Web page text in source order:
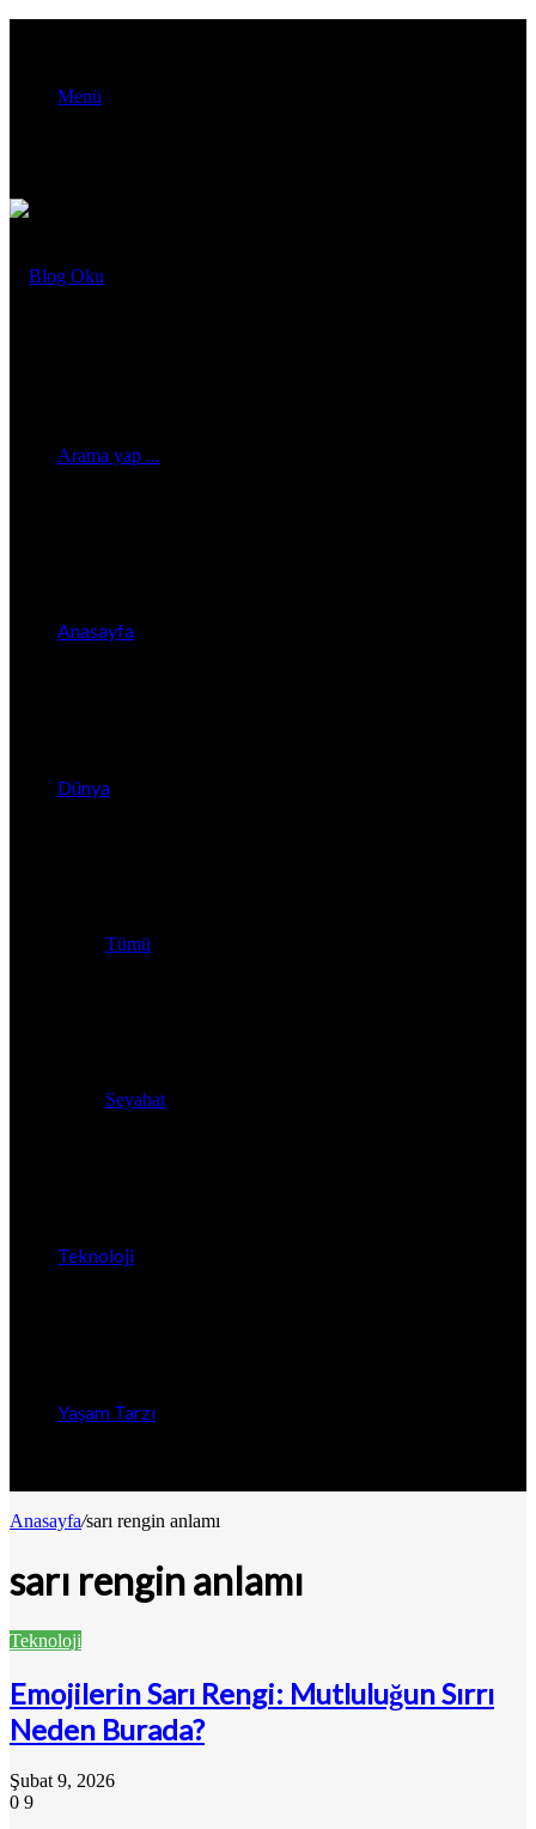
Menü
Arama yap ...
Anasayfa
Dünya
Tümü
Seyahat
Teknoloji
Yaşam Tarzı
Anasayfa/sarı rengin anlamı
sarı rengin anlamı
Teknoloji
Emojilerin Sarı Rengi: Mutluluğun Sırrı
Neden Burada?
Şubat 9, 2026
0 9